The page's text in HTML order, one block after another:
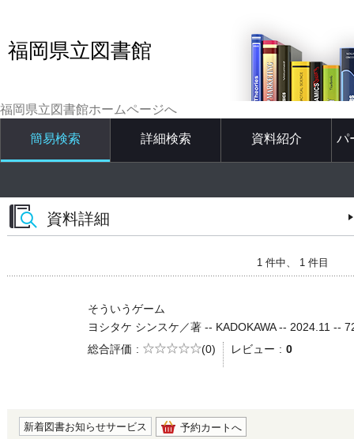
福岡県立図書館
福岡県立図書館ホームページへ
簡易検索 詳細検索 資料紹介 パ
資料詳細
1 件中、 1 件目
そういうゲーム
ヨシタケ シンスケ／著 -- KADOKAWA -- 2024.11 --
総合評価
5段階評価
(0) レビュー 0
新着図書お知らせサービス 予約カートへ